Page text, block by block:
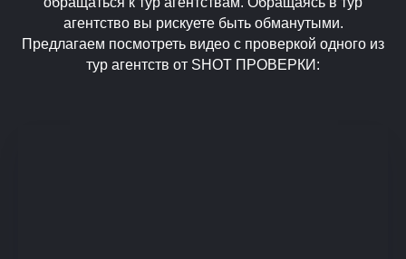
агентство вы рискуете быть обманутыми.
Предлагаем посмотреть видео с проверкой одного из
тур агентств от SHOT ПРОВЕРКИ: